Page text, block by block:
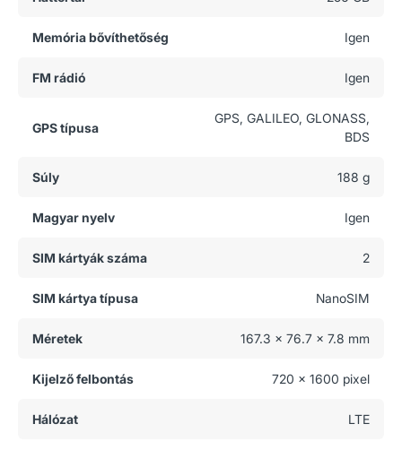
Memória bővíthetőség Igen
FM rádió Igen
GPS típusa
GPS, GALILEO, GLONASS,
BDS
Súly 188 g
Magyar nyelv Igen
SIM kártyák száma 2
SIM kártya típusa NanoSIM
Méretek 167.3 x 76.7 x 7.8 mm
Kijelző felbontás 720 x 1600 pixel
Hálózat LTE